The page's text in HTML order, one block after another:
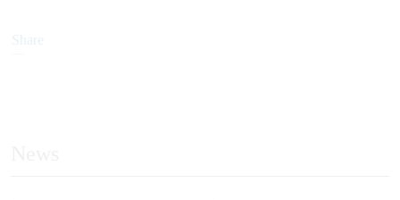
Share